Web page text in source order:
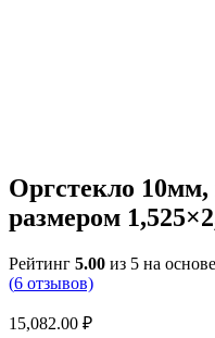
Оргстекло
размером
Рейтинг 5.00 из 5 на
(6 отзывов)
15,082.00 ₽